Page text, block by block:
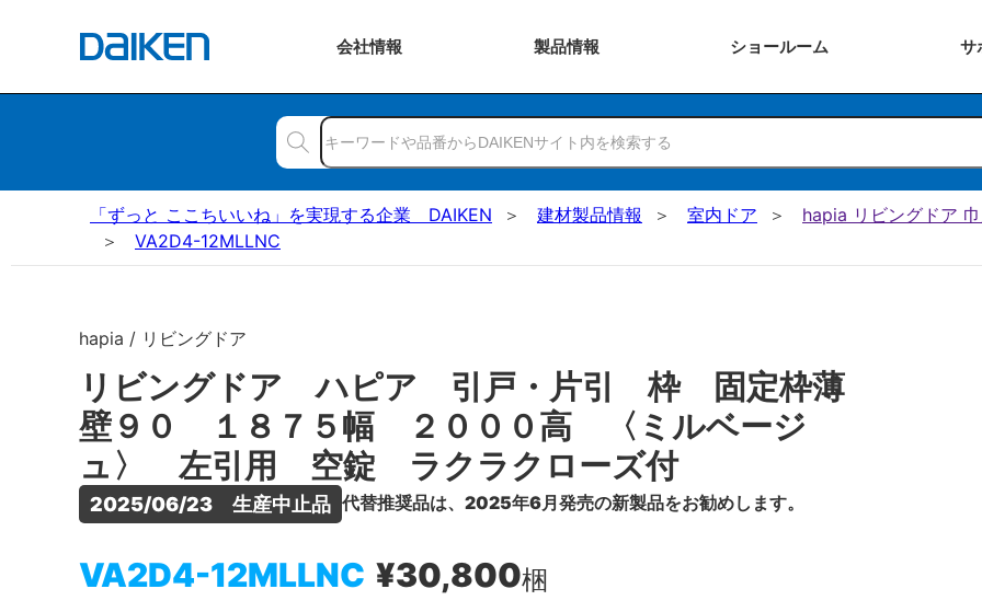
会社情報 製品情報 ショールーム サ
「ずっと ここちいいね」を実現する企業 DAIKEN 建材製品情報 室内ドア
hapia リビングドア
VA2D4-12MLLNC
hapia / リビングドア
リビングドア ハピア 引戸・片引 枠 固定枠薄
壁９０ １８７５幅 ２０００高 〈ミルベージ
ュ〉 左引用 空錠 ラクラクローズ付
2025/06/23　生産中止品 代替推奨品は、2025年6月発売の新製品をお勧めします。
VA2D4-12MLLNC ¥30,800梱